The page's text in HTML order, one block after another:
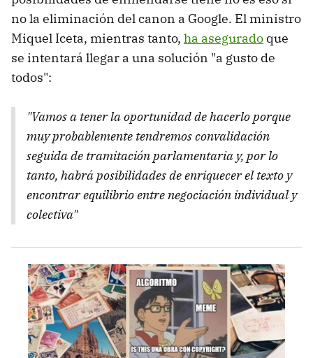
no la eliminación del canon a Google. El ministro
Miquel Iceta, mientras tanto, ha asegurado que
se intentará llegar a una solución "a gusto de
todos":
"Vamos a tener la oportunidad de hacerlo porque
muy probablemente tendremos convalidación
seguida de tramitación parlamentaria y, por lo
tanto, habrá posibilidades de enriquecer el texto y
encontrar equilibrio entre negociación individual y
colectiva"